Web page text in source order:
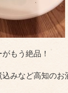
もう絶品！
みなど高知の